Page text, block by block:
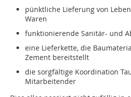
pünktliche Lieferung von
Waren
funktionierende Sanitär- und
eine Lieferkette, die
Zement bereitstellt
die sorgfältige Koordination
Mitarbeitender